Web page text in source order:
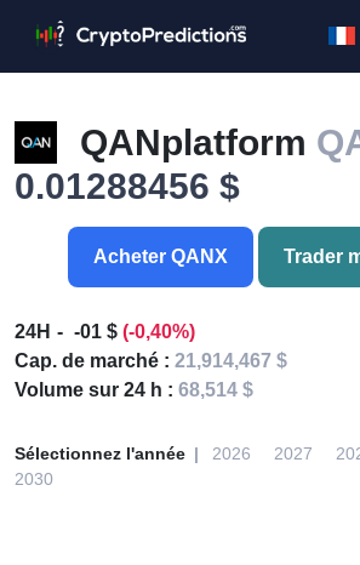
QANplatform
0.01288456 $
Acheter QANX Trader
24H -01 $ (-0,40%)
Cap. de marché : 21,914,467 $
Volume sur 24 h : 68,514 $
Sélectionnez l'année 2026 2027
2030